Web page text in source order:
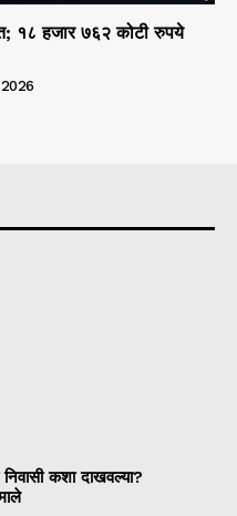
१८ हजार ७६२ कोटी रुपये
कशा दाखवल्या?